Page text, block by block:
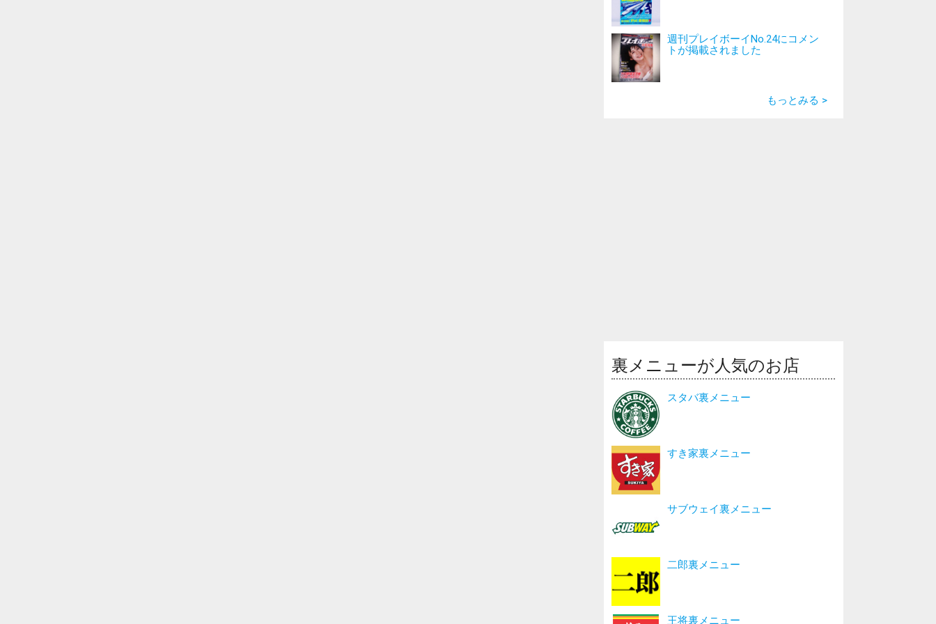
週刊プレイボーイNo.24にコメン
トが掲載されました
もっとみる >
裏メニューが人気のお店
スタバ裏メニュー
すき家裏メニュー
サブウェイ裏メニュー
二郎裏メニュー
王将裏メニュー